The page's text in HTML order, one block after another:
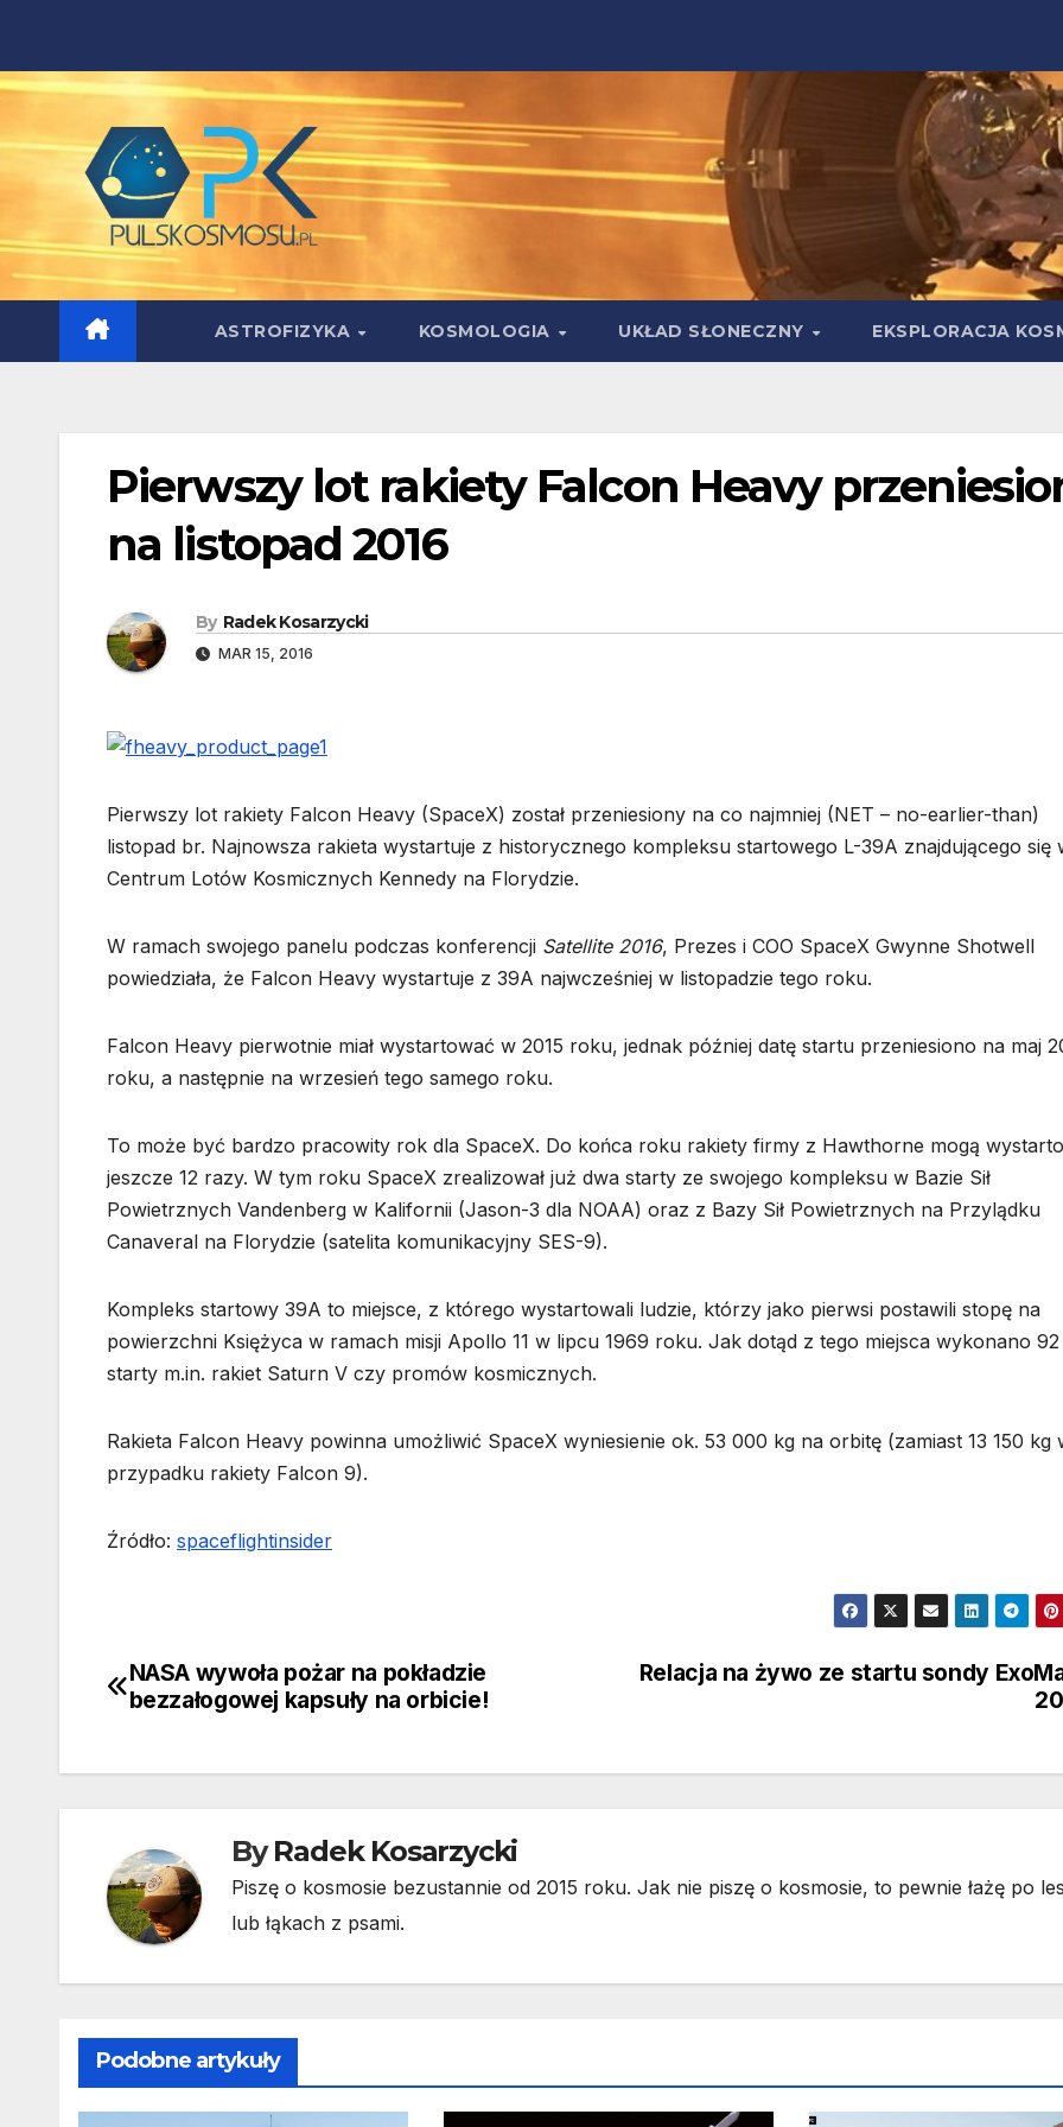
content
ASTROFIZYKA KOSMOLOGIA UKŁAD SŁONECZNY EKSPLORACJA
Pierwszy lot rakiety Falcon Heavy
na listopad 2016
By Radek Kosarzycki
MAR 15, 2016
Pierwszy lot rakiety Falcon Heavy (SpaceX) został przeniesiony na co najmniej (NET – no-earlier-than)
listopad br. Najnowsza rakieta wystartuje z historycznego kompleksu startowego L-39A znajdującego się
Centrum Lotów Kosmicznych Kennedy na Florydzie.
W ramach swojego panelu podczas konferencji Satellite 2016, Prezes i COO SpaceX Gwynne Shotwell
powiedziała, że Falcon Heavy wystartuje z 39A najwcześniej w listopadzie tego roku.
Falcon Heavy pierwotnie miał wystartować w 2015 roku, jednak później datę startu przeniesiono na maj
roku, a następnie na wrzesień tego samego roku.
To może być bardzo pracowity rok dla SpaceX. Do końca roku rakiety firmy z Hawthorne mogą
jeszcze 12 razy. W tym roku SpaceX zrealizował już dwa starty ze swojego kompleksu w Bazie Sił
Powietrznych Vandenberg w Kalifornii (Jason-3 dla NOAA) oraz z Bazy Sił Powietrznych na Przylądku
Canaveral na Florydzie (satelita komunikacyjny SES-9).
Kompleks startowy 39A to miejsce, z którego wystartowali ludzie, którzy jako pierwsi postawili stopę na
powierzchni Księżyca w ramach misji Apollo 11 w lipcu 1969 roku. Jak dotąd z tego miejsca wykonano 92
starty m.in. rakiet Saturn V czy promów kosmicznych.
Rakieta Falcon Heavy powinna umożliwić SpaceX wyniesienie ok. 53 000 kg na orbitę (zamiast 13 150 kg
przypadku rakiety Falcon 9).
Źródło: spaceflightinsider
Nawigacja
Relacja na żywo ze startu sondy
NASA wywoła pożar na pokładzie
bezzałogowej kapsuły na orbicie!
ByRadek Kosarzycki
Piszę o kosmosie bezustannie od 2015 roku. Jak nie piszę o kosmosie, to pewnie łażę po
lub łąkach z psami.
Podobne artykuły